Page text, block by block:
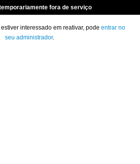
fora de serviço
interessado em reativar, pode entrar no
seu administrador.